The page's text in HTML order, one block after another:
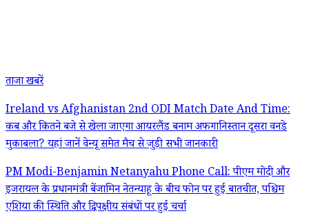
ताजा खबरें
Ireland vs Afghanistan 2nd ODI Match Date And Time:
कब और कितने बजे से खेला जाएगा आयरलैंड बनाम अफगानिस्तान दूसरा वनडे
मुकाबला? यहां जानें वेन्यू समेत मैच से जुड़ी सभी जानकारी
PM Modi-Benjamin Netanyahu Phone Call: पीएम मोदी और
इजरायल के प्रधानमंत्री बेंजामिन नेतन्याहू के बीच फोन पर हुई बातचीत, पश्चिम
एशिया की स्थिति और द्विपक्षीय संबंधों पर हुई चर्चा